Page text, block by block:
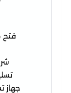
فتح
جهاز